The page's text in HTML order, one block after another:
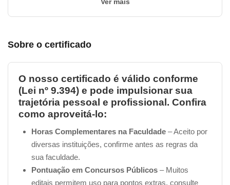
intenção de obter certificados de todos ou de
nenhum deles).
Essa taxa pode ser paga via boleto, cartão de crédito ou
PIX, conforme a sua preferência.
2. Quanto tempo dura um Curso de
Trabalho em equipe no varejo?
Sobre o certificado
O nosso certificado é válido conforme
(Lei nº 9.394) e pode impulsionar sua
trajetória pessoal e profissional. Confira
como aproveitá-lo:
Horas Complementares na Faculdade – Aceito por
diversas instituições, confirme antes as regras da
sua faculdade.
Pontuação em Concursos Públicos – Muitos
editais permitem uso para pontos extras, consulte